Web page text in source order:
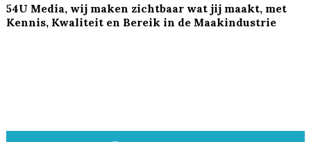
54U Media, wij maken zichtbaar wat jij maakt, met
Kennis, Kwaliteit en Bereik in de Maakindustrie